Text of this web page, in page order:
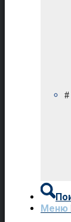
#
Меню